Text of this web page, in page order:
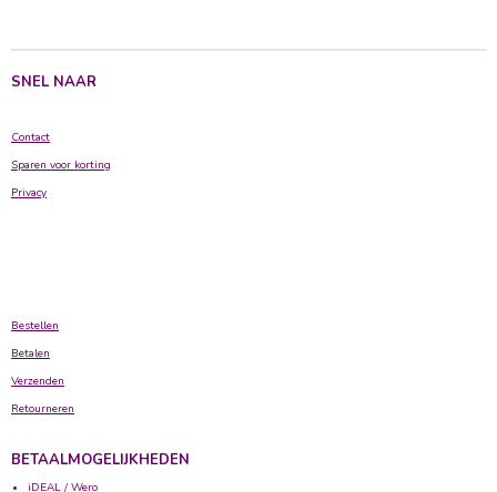
SNEL NAAR
Contact
Sparen voor korting
Privacy
Bestellen
Betalen
Verzenden
Retourneren
BETAALMOGELIJKHEDEN
iDEAL / Wero